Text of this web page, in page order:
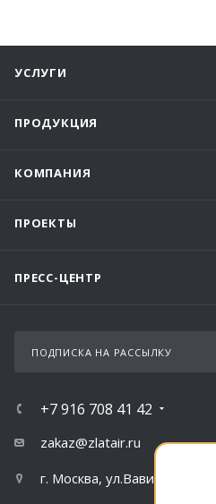
УСЛУГИ
ПРОДУКЦИЯ
КОМПАНИЯ
ПРОЕКТЫ
ПРЕСС-ЦЕНТР
ПОДПИСКА НА РАССЫЛКУ
+7 916 708 41 42
zakaz@zlatair.ru
г. Москва, ул.Вавилова,